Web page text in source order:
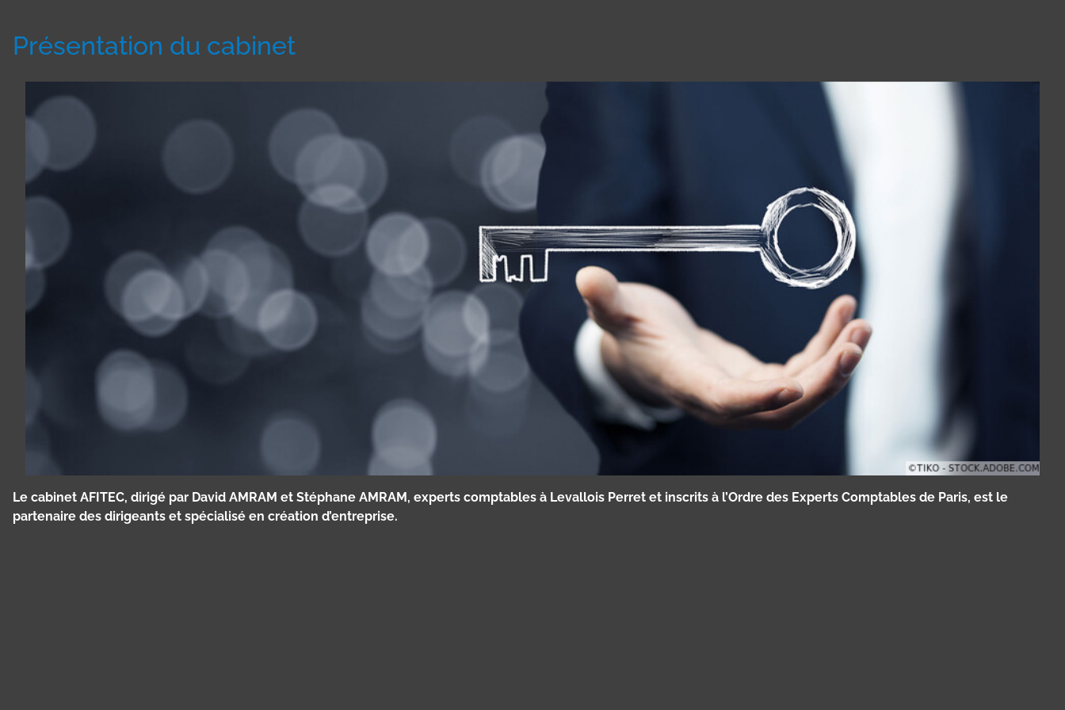
Présentation du cabinet
Le cabinet AFITEC, dirigé par David AMRAM et Stéphane AMRAM, experts comptables à Levallois Perret et inscrits à l’Ordre des Experts Comptables de Paris, est le
partenaire des dirigeants et spécialisé en création d’entreprise.